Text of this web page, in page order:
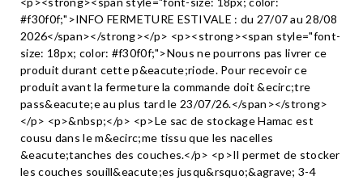
#f30f0f;">INFO FERMETURE ESTIVALE : du 27/07 au 28/08
2026</span></strong></p> <p><strong><span style="font-
size: 18px; color: #f30f0f;">Nous ne pourrons pas livrer ce
produit durant cette p&eacute;riode. Pour recevoir ce
produit avant la fermeture la commande doit &ecirc;tre
pass&eacute;e au plus tard le 23/07/26.</span></strong>
</p> <p>&nbsp;</p> <p>Le sac de stockage Hamac est
cousu dans le m&ecirc;me tissu que les nacelles
&eacute;tanches des couches.</p> <p>Il permet de stocker
les couches souill&eacute;es jusqu&rsquo;&agrave; 3-4